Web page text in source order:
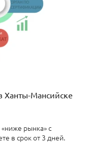
Ханты-Мансийске
рынка» с
в срок от 3 дней.